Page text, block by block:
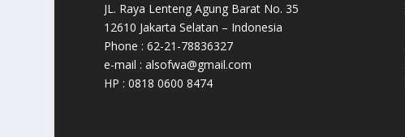
JL. Raya Lenteng Agung Barat No. 35
12610 Jakarta Selatan – Indonesia
Phone : 62-21-78836327
e-mail : alsofwa@gmail.com
HP : 0818 0600 8474